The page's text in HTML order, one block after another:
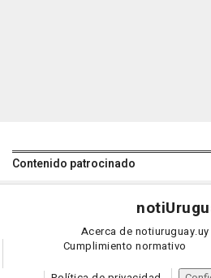
Contenido patrocinado
noti
Acerca de notiuruguay.uy
Cumplimiento normativo